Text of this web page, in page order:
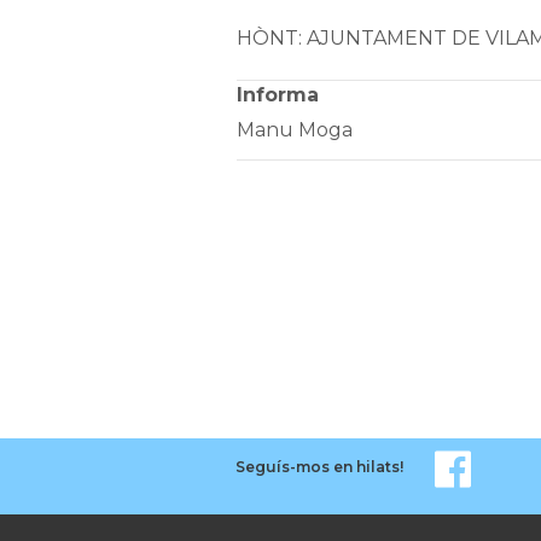
HÒNT: AJUNTAMENT DE
Informa
Manu Moga
Seguís-mos en hilats!